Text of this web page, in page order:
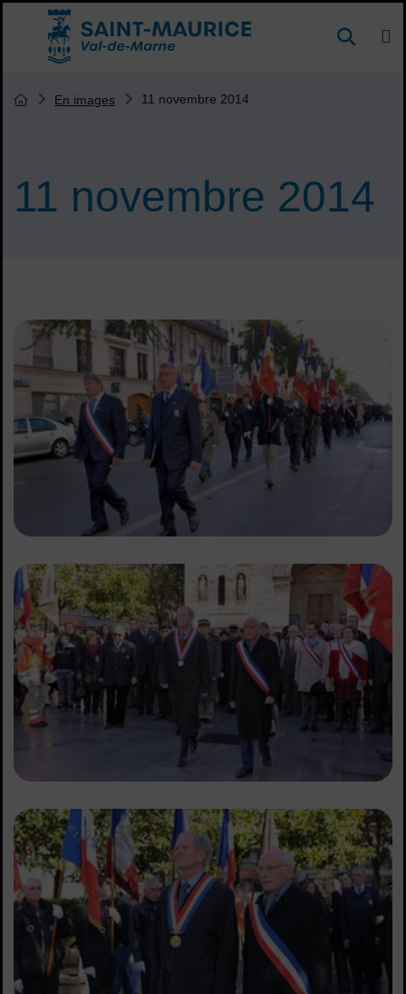
Menu de raccourcis
Accueil ville de Saint-Maurice DE
11 novembre 2014
Vous êtes ici :
Page d'accueil du site
En images 11 novembre 2014